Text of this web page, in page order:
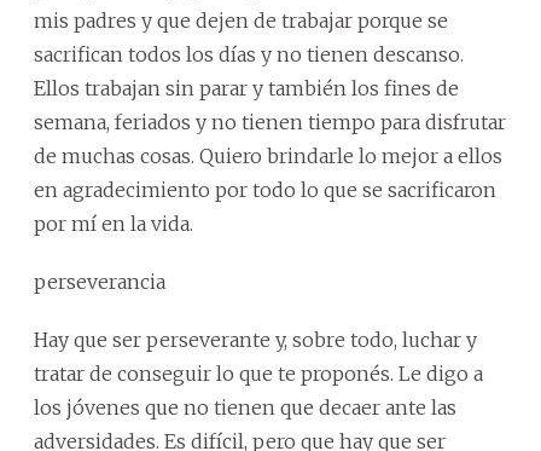
mis padres y que dejen de trabajar porque se
sacrifican todos los días y no tienen descanso.
Ellos trabajan sin parar y también los fines de
semana, feriados y no tienen tiempo para disfrutar
de muchas cosas. Quiero brindarle lo mejor a ellos
en agradecimiento por todo lo que se sacrificaron
por mí en la vida.
perseverancia
Hay que ser perseverante y, sobre todo, luchar y
tratar de conseguir lo que te proponés. Le digo a
los jóvenes que no tienen que decaer ante las
adversidades. Es difícil, pero que hay que ser